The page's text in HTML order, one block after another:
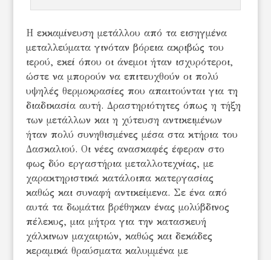
Η εκκαμίνευση μετάλλου από τα εισηγμένα
μεταλλεύματα γινόταν βόρεια ακριβώς του
ιερού, εκεί όπου οι άνεμοι ήταν ισχυρότεροι,
ώστε να μπορούν να επιτευχθούν οι πολύ
υψηλές θερμοκρασίες που απαιτούνται για τη
διαδικασία αυτή. Δραστηριότητες όπως η τήξη
των μετάλλων και η χύτευση αντικειμένων
ήταν πολύ συνηθισμένες μέσα στα κτήρια του
Δασκαλιού. Οι νέες ανασκαφές έφεραν στο
φως δύο εργαστήρια μεταλλοτεχνίας, με
χαρακτηριστικά κατάλοιπα κατεργασίας
καθώς και συναφή αντικείμενα. Σε ένα από
αυτά τα δωμάτια βρέθηκαν ένας μολύβδινος
πέλεκυς, μια μήτρα για την κατασκευή
χάλκινων μαχαιριών, καθώς και δεκάδες
κεραμικά θραύσματα καλυμμένα με